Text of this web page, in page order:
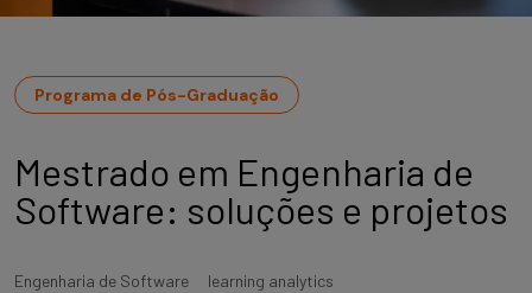
Programa de Pós-Graduação
Mestrado em Engenharia de
Software: soluções e projetos
Engenharia de Software
learning analytics